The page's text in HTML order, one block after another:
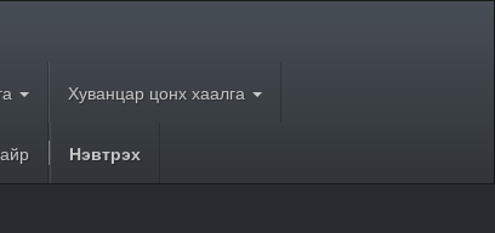
Хуванцар цонх хаалга
Нэвтрэх